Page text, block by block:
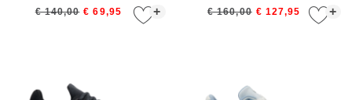
+
€ 140,00 € 69,95 +
€ 160,00 € 127,95